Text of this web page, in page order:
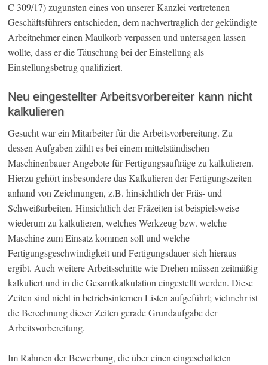
C 309/17) zugunsten eines von unserer Kanzlei vertretenen
Geschäftsführers entschieden, dem nachvertraglich der gekündigte
Arbeitnehmer einen Maulkorb verpassen und untersagen lassen
wollte, dass er die Täuschung bei der Einstellung als
Einstellungsbetrug qualifiziert.
Neu eingestellter Arbeitsvorbereiter kann nicht
kalkulieren
Gesucht war ein Mitarbeiter für die Arbeitsvorbereitung. Zu
dessen Aufgaben zählt es bei einem mittelständischen
Maschinenbauer Angebote für Fertigungsaufträge zu kalkulieren.
Hierzu gehört insbesondere das Kalkulieren der Fertigungszeiten
anhand von Zeichnungen, z.B. hinsichtlich der Fräs- und
Schweißarbeiten. Hinsichtlich der Fräzeiten ist beispielsweise
wiederum zu kalkulieren, welches Werkzeug bzw. welche
Maschine zum Einsatz kommen soll und welche
Fertigungsgeschwindigkeit und Fertigungsdauer sich hieraus
ergibt. Auch weitere Arbeitsschritte wie Drehen müssen zeitmäßig
kalkuliert und in die Gesamtkalkulation eingestellt werden. Diese
Zeiten sind nicht in betriebsinternen Listen aufgeführt; vielmehr ist
die Berechnung dieser Zeiten gerade Grundaufgabe der
Arbeitsvorbereitung.
Im Rahmen der Bewerbung, die über einen eingeschalteten